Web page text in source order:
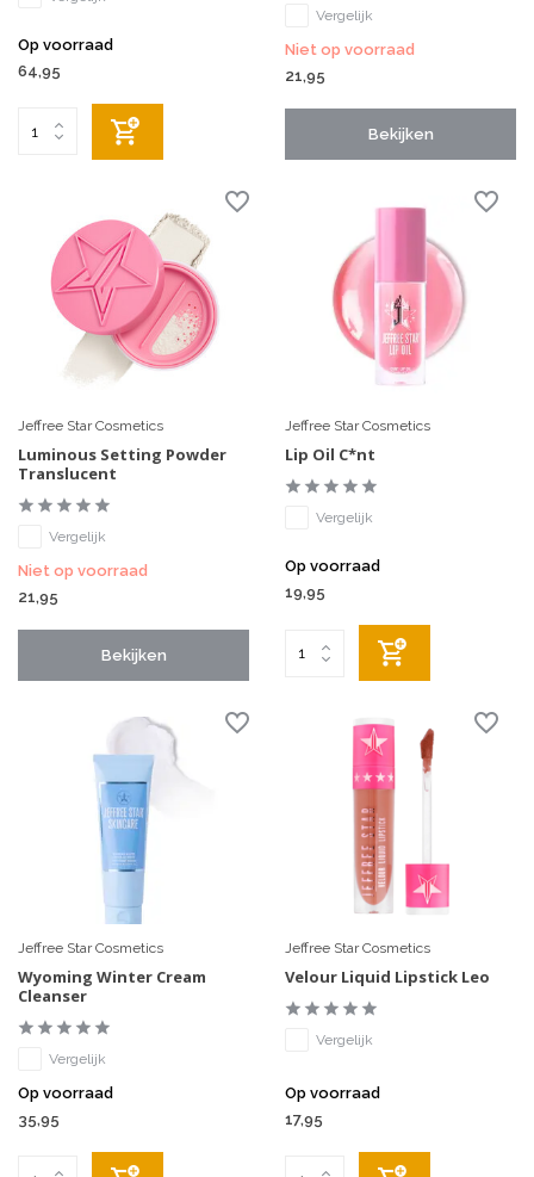
Op voorraad
64,95
Vergelijk
Niet op voorraad
21,95
Bekijken
Jeffree Star Cosmetics
Luminous Setting Powder
Translucent
Vergelijk
Niet op voorraad
21,95
Bekijken
Jeffree Star Cosmetics
Lip Oil C*nt
Vergelijk
Op voorraad
19,95
Jeffree Star Cosmetics
Wyoming Winter Cream
Cleanser
Vergelijk
Op voorraad
35,95
Jeffree Star Cosmetics
Velour Liquid Lipstick Leo
Vergelijk
Op voorraad
17,95